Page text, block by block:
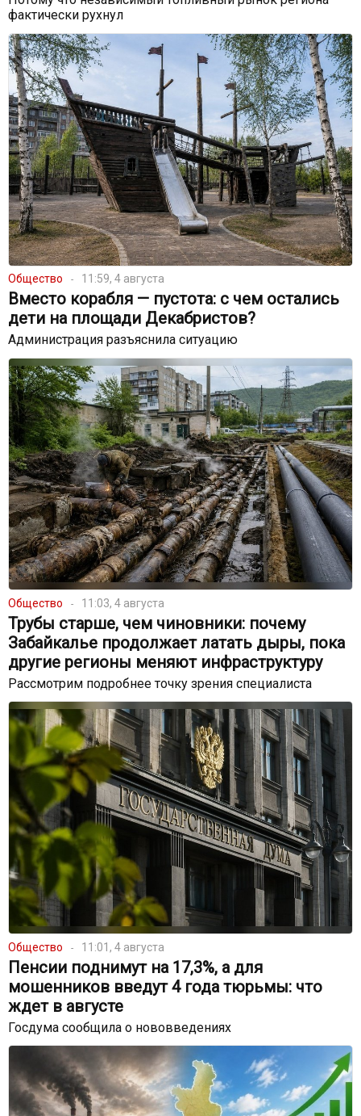
фактически рухнул
Общество 11:59, 4 августа
Вместо корабля — пустота: с чем остались
дети на площади Декабристов?
Администрация разъяснила ситуацию
Общество 11:03, 4 августа
Трубы старше, чем чиновники: почему
Забайкалье продолжает латать дыры, пока
другие регионы меняют инфраструктуру
Рассмотрим подробнее точку зрения специалиста
Общество 11:01, 4 августа
Пенсии поднимут на 17,3%, а для
мошенников введут 4 года тюрьмы: что
ждет в августе
Госдума сообщила о нововведениях